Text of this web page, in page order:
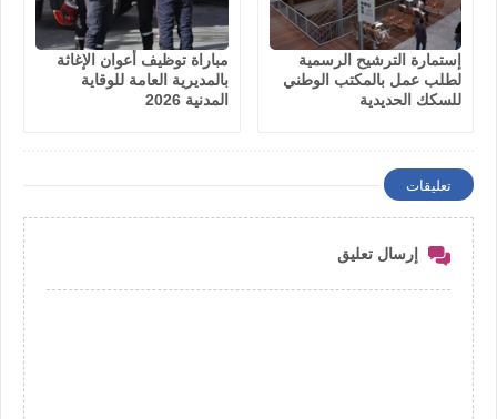
إستمارة الترشيح الرسمية
لطلب عمل بالمكتب الوطني
للسكك الحديدية
مباراة توظيف أعوان الإغاثة
بالمديرية العامة للوقاية
المدنية 2026
تعليقات
إرسال تعليق